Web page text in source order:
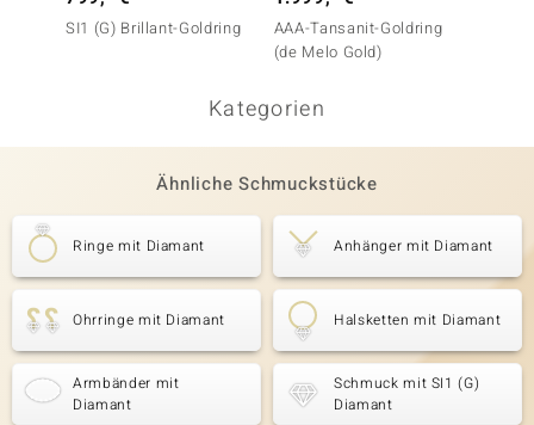
SI1 (G) Brillant-Goldring
AAA-Tansanit-Goldring
(de Melo Gold)
Kategorien
Ähnliche Schmuckstücke
Ringe mit Diamant Anhänger mit Diamant
Ohrringe mit Diamant Halsketten mit Diamant
Armbänder mit
Diamant
Schmuck mit SI1 (G)
Diamant